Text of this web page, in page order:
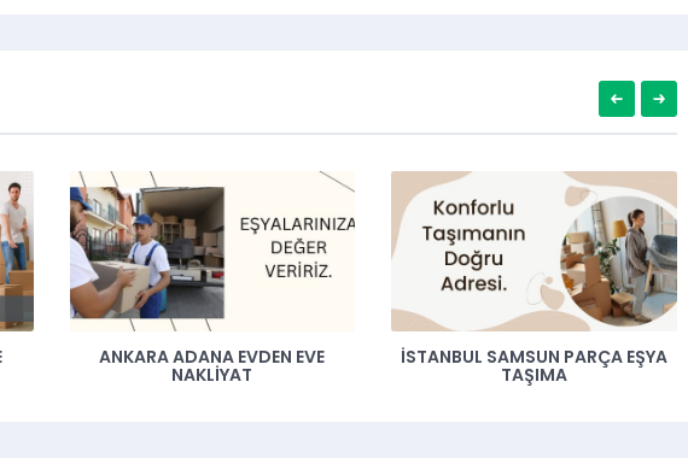
ANKARA ADANA EVDEN EVE
NAKLIYAT
İSTANBUL SAMSUN PARÇA EŞYA
TAŞIMA